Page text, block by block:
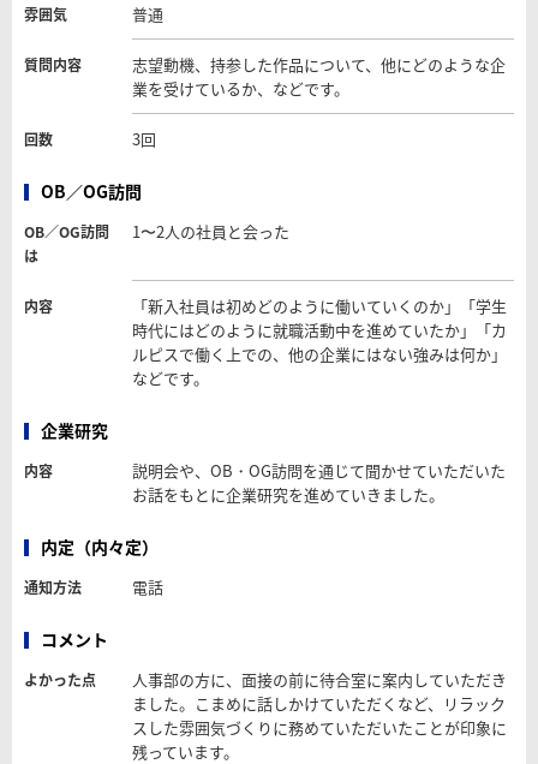
雰囲気 普通
質問内容
志望動機、持参した作品について、他にどのような企
業を受けているか、などです。
回数 3回
OB／OG訪問
OB／OG訪問
は
1〜2人の社員と会った
内容
「新入社員は初めどのように働いていくのか」「学生
時代にはどのように就職活動中を進めていたか」「カ
ルピスで働く上での、他の企業にはない強みは何か」
などです。
企業研究
内容
説明会や、OB・OG訪問を通じて聞かせていただいた
お話をもとに企業研究を進めていきました。
内定（内々定）
通知方法 電話
コメント
よかった点
人事部の方に、面接の前に待合室に案内していただき
ました。こまめに話しかけていただくなど、リラック
スした雰囲気づくりに務めていただいたことが印象に
残っています。